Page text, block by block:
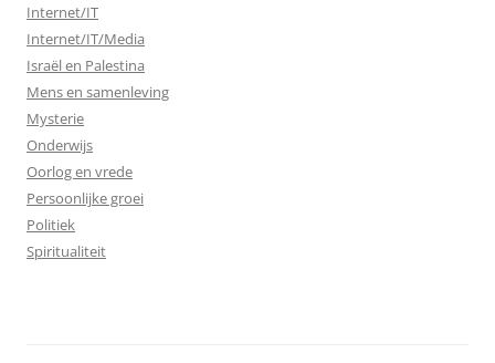
Internet/IT
Internet/IT/Media
Israël en Palestina
Mens en samenleving
Mysterie
Onderwijs
Oorlog en vrede
Persoonlijke groei
Politiek
Spiritualiteit